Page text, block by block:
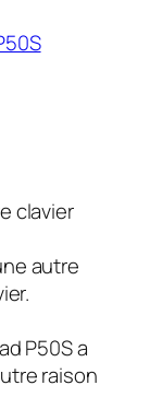
clavier
autre
P50S a
raison